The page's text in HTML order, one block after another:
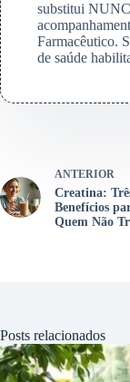
substitui
Farmacêutico.
de saúde
ANTERIOR
Creatina:
Benefícios
Quem Não
Posts relacionados